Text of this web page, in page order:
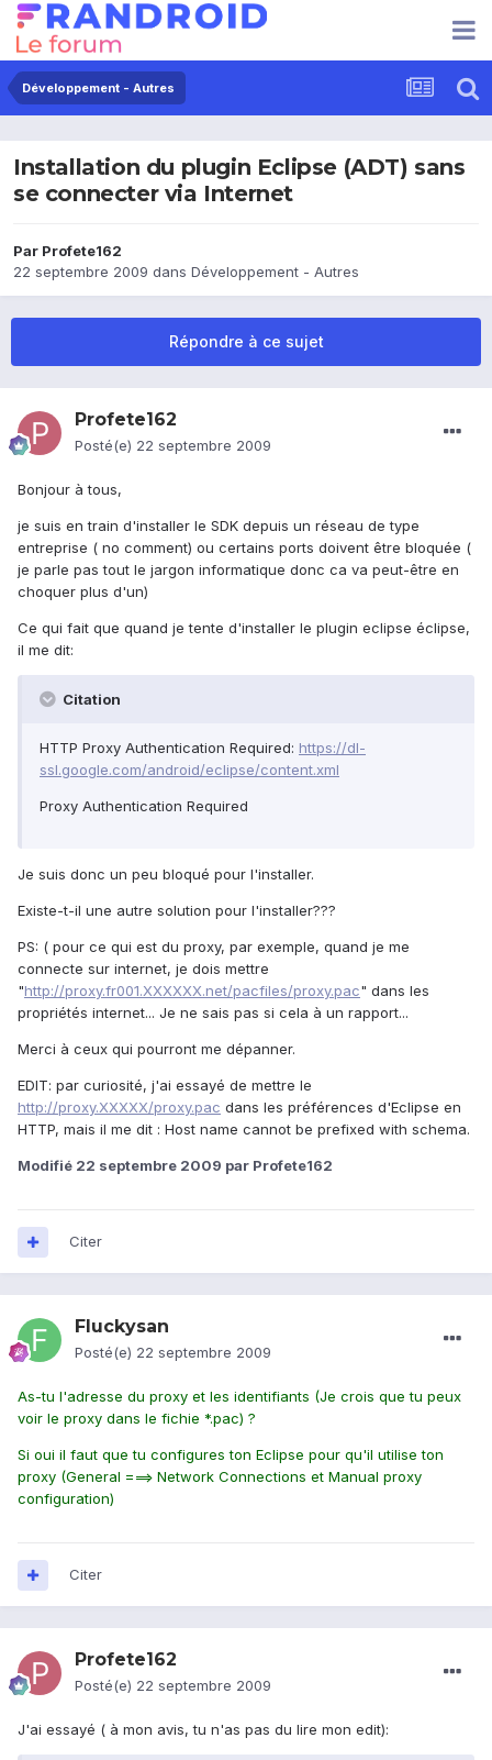
Développement - Autres
Installation du plugin Eclipse (ADT) sans
se connecter via Internet
Par Profete162
22 septembre 2009 dans Développement - Autres
Répondre à ce sujet
Profete162
Posté(e) 22 septembre 2009
Bonjour à tous,
je suis en train d'installer le SDK depuis un réseau de type
entreprise ( no comment) ou certains ports doivent être bloquée (
je parle pas tout le jargon informatique donc ca va peut-être en
choquer plus d'un)
Ce qui fait que quand je tente d'installer le plugin eclipse éclipse,
il me dit:
Citation
HTTP Proxy Authentication Required: https://dl-
ssl.google.com/android/eclipse/content.xml
Proxy Authentication Required
Je suis donc un peu bloqué pour l'installer.
Existe-t-il une autre solution pour l'installer???
PS: ( pour ce qui est du proxy, par exemple, quand je me
connecte sur internet, je dois mettre
"http://proxy.fr001.XXXXXX.net/pacfiles/proxy.pac" dans les
propriétés internet... Je ne sais pas si cela à un rapport...
Merci à ceux qui pourront me dépanner.
EDIT: par curiosité, j'ai essayé de mettre le
http://proxy.XXXXX/proxy.pac dans les préférences d'Eclipse en
HTTP, mais il me dit : Host name cannot be prefixed with schema.
Modifié 22 septembre 2009 par Profete162
Citer
Fluckysan
Posté(e) 22 septembre 2009
As-tu l'adresse du proxy et les identifiants (Je crois que tu peux
voir le proxy dans le fichie *.pac) ?
Si oui il faut que tu configures ton Eclipse pour qu'il utilise ton
proxy (General ===> Network Connections et Manual proxy
configuration)
Citer
Profete162
Posté(e) 22 septembre 2009
J'ai essayé ( à mon avis, tu n'as pas du lire mon edit):